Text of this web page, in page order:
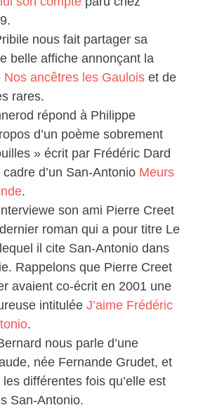
nous fait partager sa
belle affiche annonçant la
Nos ancêtres les Gaulois et de
rares.
répond à Philippe
d’un poème sobrement
» écrit par Frédéric Dard
d’un San-Antonio Meurs
.
son ami Pierre Creet
roman qui a pour titre Le
il cite San-Antonio dans
Rappelons que Pierre Creet
avaient co-écrit en 2001 une
intituléeJ’aime Frédéric
.
nous parle d’une
née Fernande Grudet, et
différentes fois qu’elle est
San-Antonio.